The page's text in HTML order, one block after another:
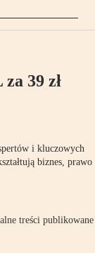
39 zł
i kluczowych
biznes, prawo
treści publikowane